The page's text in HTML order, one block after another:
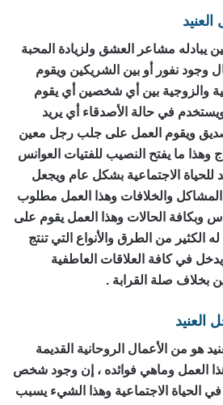
يبادله مشاعر العشق ولزيادة المحبة
نفور أو بين الشريكين ويقوم
والزوجية بين أي شخصين أي يقوم
في حالة الأصدقاء أي يريد
ويقوم العمل على جلب رجل معين
وهذا ما يفتح النصيب للفتيات العوانس
للحياة الاجتماعية بشكل عام ويجعل
المشاكل والخلافات وهذا العمل مطلوب
وبكافة الحالات وهذا العمل يقوم على
الكثير من الطرق والأنواع التي تنتج
في كافة العلاقات العاطفية
بخلاف صلة القرابة .
العنيد
هو من الأعمال الروحانية القديمة
العمل وماهي فوائده ، إن وجود شخص
الحياة الاجتماعية وهذا الشيء يسبب